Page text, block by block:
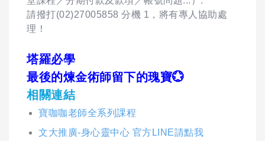
請撥打(02)27005858 分機 1，將有專人協助處
理！
塔羅必學
最後的煉金術師留下的瑰寶💮
相關連結
寶咖咖老師全系列課程
文大推廣-身心靈中心 官方LINE請點我